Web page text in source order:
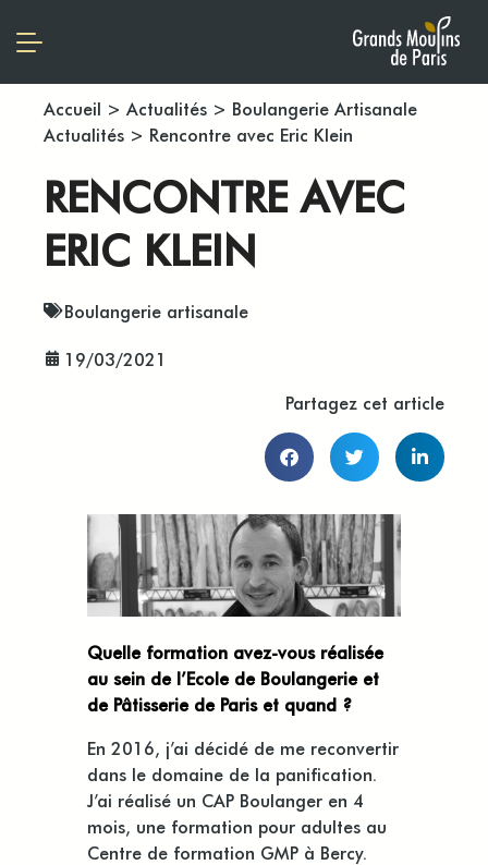
Accueil > Actualités > Boulangerie Artisanale
Actualités > Rencontre avec Eric Klein
RENCONTRE AVEC
ERIC KLEIN
Boulangerie artisanale
19/03/2021
Partagez cet article
Quelle formation avez-vous réalisée
au sein de l’Ecole de Boulangerie et
de Pâtisserie de Paris et quand ?
En 2016, j’ai décidé de me reconvertir
dans le domaine de la panification.
J’ai réalisé un CAP Boulanger en 4
mois, une formation pour adultes au
Centre de formation GMP à Bercy.